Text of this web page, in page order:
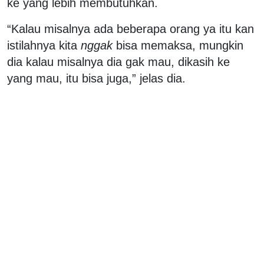
ke yang lebih membutuhkan.
“Kalau misalnya ada beberapa orang ya itu kan
istilahnya kita nggak bisa memaksa, mungkin
dia kalau misalnya dia gak mau, dikasih ke
yang mau, itu bisa juga,” jelas dia.